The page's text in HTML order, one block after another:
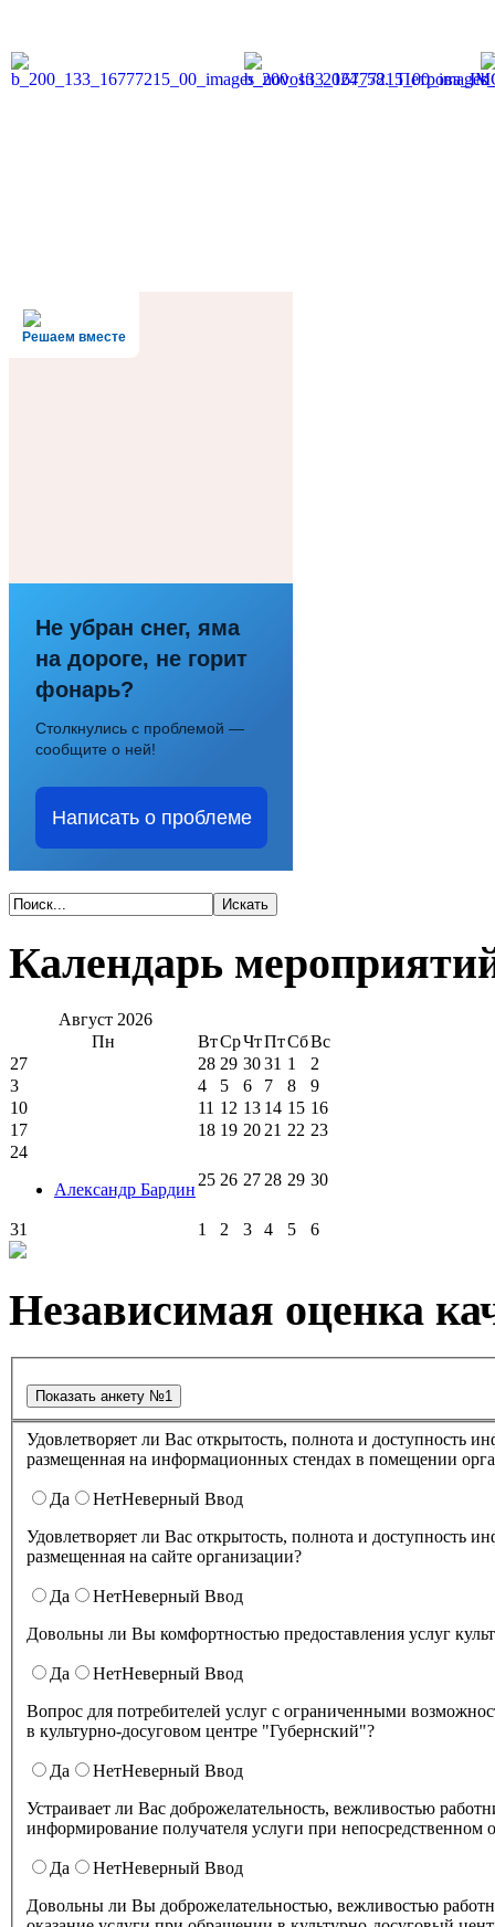
Решаем вместе
Не убран снег, яма
на дороге, не горит
фонарь?
Столкнулись с проблемой —
сообщите о ней!
Написать о проблеме
Календарь
Август 2026
Пн
ВтСрЧтПтСбВс
27
28 29 3031 1
2
3
4 5 6 7 8
9
10
11 12 13 14 15 16
17
18 19 20 21 22 23
24
Александр Бардин
25 26 27 28 29 30
31 1 2 3 4 5 6
Независимая оценка
Удовлетворяет ли Вас открытость, полнота и доступность информации о деятельности в культурно-досуговом центре "Губернский" ,
размещенная на информационных стендах в помещении
Да НетНеверный Ввод
Удовлетворяет ли Вас открытость, полнота и доступность информации о деятельности культурно-досугового центра "Губернский" ,
размещенная на сайте организации?
Да НетНеверный Ввод
Довольны ли Вы комфортностью предоставления услуг
Да НетНеверный Ввод
Вопрос для потребителей услуг с ограниченными
в культурно-досуговом центре "Губернский"?
Да НетНеверный Ввод
Устраивает ли Вас доброжелательность, вежливостью работников организации культуры, обеспечивающих первичный контакт и
информирование получателя услуги при
Да НетНеверный Ввод
Довольны ли Вы доброжелательностью, вежливостью